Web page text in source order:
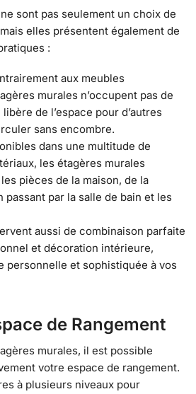
sont pas seulement un choix de
elles présentent également de
:
aux meubles
murales n’occupent pas de
de l’espace pour d’autres
sans encombre.
dans une multitude de
les étagères murales
pièces de la maison, de la
passant par la salle de bain et les
aussi de combinaison parfaite
et décoration intérieure,
personnelle et sophistiquée à vos
de Rangement
murales, il est possible
votre espace de rangement.
à plusieurs niveaux pour